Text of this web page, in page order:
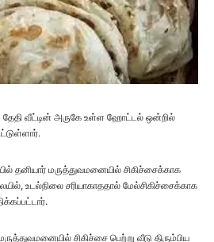
தேதி வீட்டின் அருகே உள்ள ஹோட்டல் ஒன்றில்
தனியார் மருத்துவமனையில் சிகிச்சைக்காக
உடல்நிலை சரியாகாததால் மேல்சிகிச்சைக்காக
சிகிச்சை பெற்று வீடு திரும்பிய